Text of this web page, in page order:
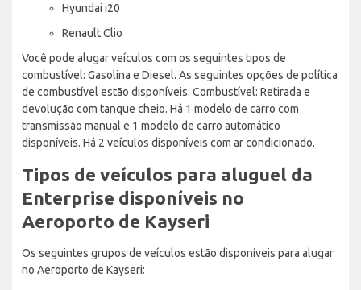
Hyundai i20
Renault Clio
Você pode alugar veículos com os seguintes tipos de
combustível: Gasolina e Diesel. As seguintes opções de política
de combustível estão disponíveis: Combustível: Retirada e
devolução com tanque cheio. Há 1 modelo de carro com
transmissão manual e 1 modelo de carro automático
disponíveis. Há 2 veículos disponíveis com ar condicionado.
Tipos de veículos para aluguel da
Enterprise disponíveis no
Aeroporto de Kayseri
Os seguintes grupos de veículos estão disponíveis para alugar
no Aeroporto de Kayseri: